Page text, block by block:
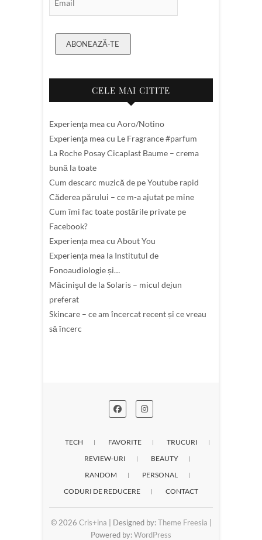
ABONEAZĂ-TE
CELE MAI CITITE
Experienţa mea cu Aoro/Notino
Experienţa mea cu Le Fragrance #parfum
La Roche Posay Cicaplast Baume – crema
bună la toate
Cum descarc muzică de pe Youtube rapid
Căderea părului – ce m-a ajutat pe mine
Cum îmi fac toate postările private pe
Facebook?
Experiența mea cu About You
Experiența mea la Institutul de
Fonoaudiologie și…
Măcinişul de la Solaris – micul dejun
preferat
Skincare – ce am încercat recent și ce vreau
să încerc
TECH FAVORITE
TRUCURI
REVIEW-URI
BEAUTY
RANDOM
PERSONAL
CODURI DE REDUCERE
CONTACT
© 2026 Cris+ina | Designed by:Theme Freesia
Powered by:WordPress